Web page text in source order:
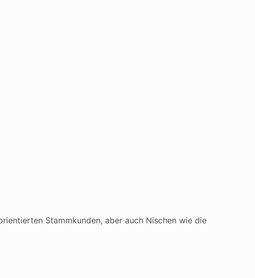
Stammkunden, aber auch Nischen wie die